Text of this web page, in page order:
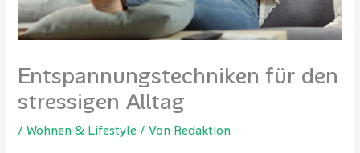
Entspannungstechniken für den
stressigen Alltag
/Wohnen & Lifestyle / Von Redaktion